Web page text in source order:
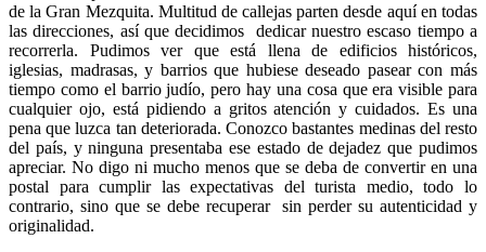
de la Gran Mezquita. Multitud de callejas parten desde aquí en todas
las direcciones, así que decidimos dedicar nuestro escaso tiempo a
recorrerla. Pudimos ver que está llena de edificios históricos,
iglesias, madrasas, y barrios que hubiese deseado pasear con más
tiempo como el barrio judío, pero hay una cosa que era visible para
cualquier ojo, está pidiendo a gritos atención y cuidados. Es una
pena que luzca tan deteriorada. Conozco bastantes medinas del resto
del país, y ninguna presentaba ese estado de dejadez que pudimos
apreciar. No digo ni mucho menos que se deba de convertir en una
postal para cumplir las expectativas del turista medio, todo lo
contrario, sino que se debe recuperar sin perder su autenticidad y
originalidad.